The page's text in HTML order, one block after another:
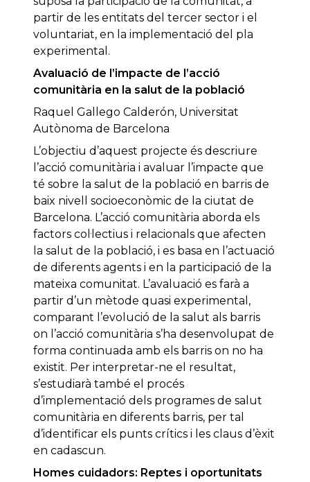
partir de les entitats del tercer sector i el
voluntariat, en la implementació del pla
experimental.
Avaluació de l’impacte de l’acció
comunitària en la salut de la població
Raquel Gallego Calderón, Universitat
Autònoma de Barcelona
L’objectiu d’aquest projecte és descriure
l’acció comunitària i avaluar l’impacte que
té sobre la salut de la població en barris de
baix nivell socioeconòmic de la ciutat de
Barcelona. L’acció comunitària aborda els
factors col·lectius i relacionals que afecten
la salut de la població, i es basa en l’actuació
de diferents agents i en la participació de la
mateixa comunitat. L’avaluació es farà a
partir d’un mètode quasi experimental,
comparant l’evolució de la salut als barris
on l’acció comunitària s’ha desenvolupat de
forma continuada amb els barris on no ha
existit. Per interpretar-ne el resultat,
s’estudiarà també el procés
d’implementació dels programes de salut
comunitària en diferents barris, per tal
d’identificar els punts crítics i les claus d’èxit
en cadascun.
Homes cuidadors: Reptes i oportunitats